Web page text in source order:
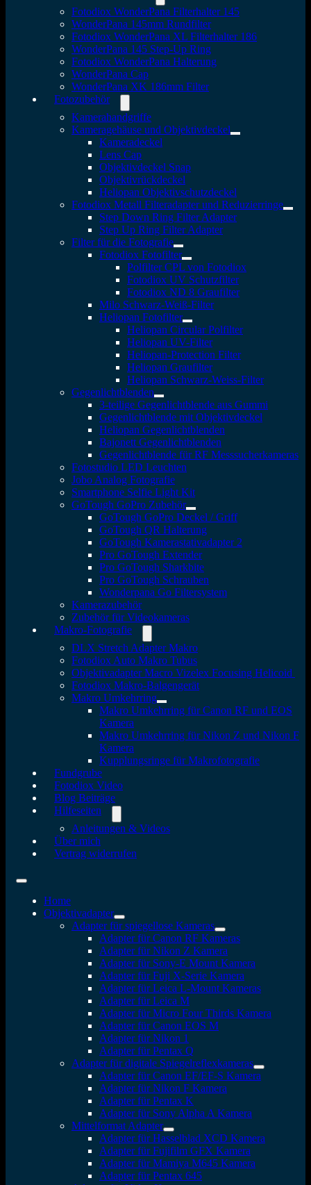
Fotodiox WonderPana Filterhalter 145
WonderPana 145mm Rundfilter
Fotodiox WonderPana XL Filterhalter 186
WonderPana 145 Step-Up Ring
Fotodiox WonderPana Halterung
WonderPana Cap
WonderPana XK 186mm Filter
Fotozubehör
Kamerahandgriffe
Kameragehäuse und Objektivdeckel
Kameradeckel
Lens Cap
Objektivdeckel Snap
Objektivrückdeckel
Heliopan Objektivschutzdeckel
Fotodiox Metall Filteradapter und Reduzierringe
Step Down Ring Filter Adapter
Step Up Ring Filter Adapter
Filter für die Fotografie
Fotodiox Fotofilter
Polfilter CPL von Fotodiox
Fotodiox UV Schutzfilter
Fotodiox ND 8 Graufilter
Milo Schwarz-Weiß-Filter
Heliopan Fotofilter
Heliopan Circular Polfilter
Heliopan UV-Filter
Heliopan-Protection Filter
Heliopan Graufilter
Heliopan Schwarz-Weiss-Filter
Gegenlichtblenden
3-teilige Gegenlichtblende aus Gummi
Gegenlichtblende mit Objektivdeckel
Heliopan Gegenlichtblenden
Bajonett Gegenlichtblenden
Gegenlichtblende für RF Messsucherkameras
Fotostudio LED Leuchten
Jobo Analog Fotografie
Smartphone Selfie Light Kit
GoTough GoPro Zubehör
GoTough GoPro Deckel / Griff
GoTough QR Halterung
GoTough Kamerastativadapter 2
Pro GoTough Extender
Pro GoTough Sharkbite
Pro GoTough Schrauben
Wonderpana Go Filtersystem
Kamerazubehör
Zubehör für Videokameras
Makro-Fotografie
DLX Stretch Adapter Makro
Fotodiox Auto Makro Tubus
Objektivadapter Macro Vizelex Focusing Helicoid
Fotodiox Makro-Balgengerät
Makro Umkehrring
Makro Umkehrring für Canon RF und EOS
Kamera
Makro Umkehrring für Nikon Z und Nikon F
Kamera
Kupplungsringe für Makrofotografie
Fundgrube
Fotodiox Video
Blog Beiträge
Hilfeseiten
Anleitungen & Videos
Über mich
Vertrag widerrufen
Home
Objektivadapter
Adapter für spiegellose Kameras
Adapter für Canon RF Kameras
Adapter für Nikon Z Kamera
Adapter für Sony-E Mount Kamera
Adapter für Fuji X-Serie Kamera
Adapter für Leica L-Mount Kameras
Adapter für Leica M
Adapter für Micro Four Thirds Kamera
Adapter für Canon EOS M
Adapter für Nikon 1
Adapter für Pentax Q
Adapter für digitale Spiegelreflexkameras
Adapter für Canon EF/EF-S Kamera
Adapter für Nikon F Kamera
Adapter für Pentax K
Adapter für Sony Alpha A Kamera
Mittelformat Adapter
Adapter für Hasselblad XCD Kamera
Adapter für Fujifilm GFX Kamera
Adapter für Mamiya M645 Kamera
Adapter für Pentax 645